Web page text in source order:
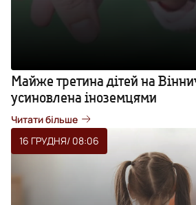
Майже третина дітей на
усиновлена іноземцями
Читати більше
16 ГРУДНЯ/ 08:06